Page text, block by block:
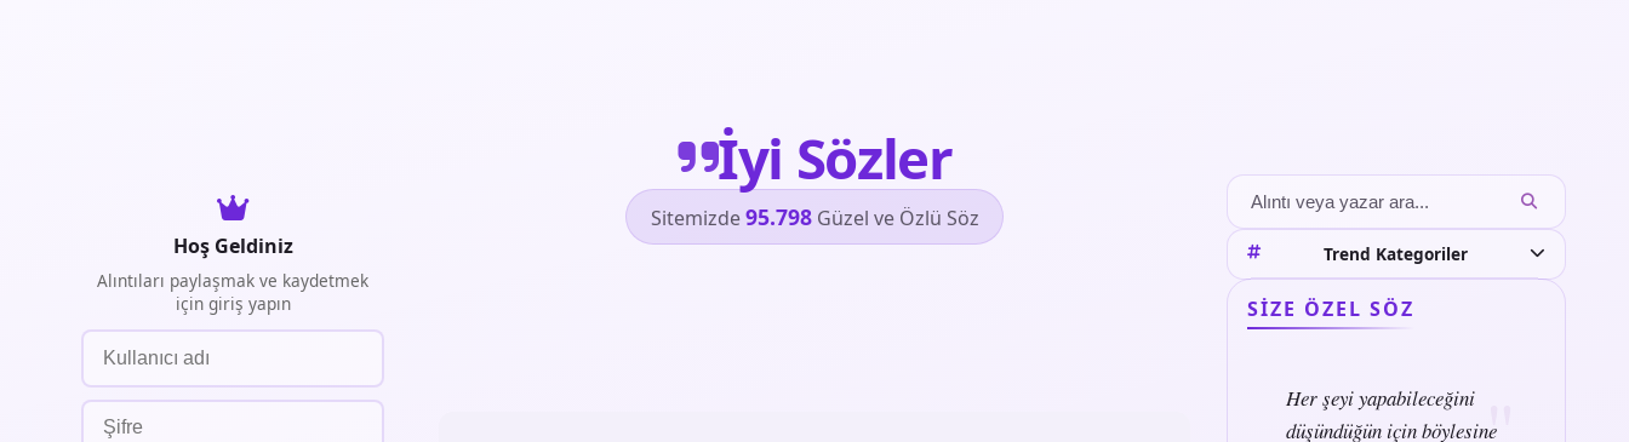
İyi Sözler
Sitemizde95.798Güzel ve Özlü Söz
Hoş Geldiniz
Alıntıları paylaşmak ve kaydetmek
için giriş yapın
Trend Kategoriler
SIZE ÖZEL SÖZ
Her şeyi yapabileceğini
düşündüğün için böylesine